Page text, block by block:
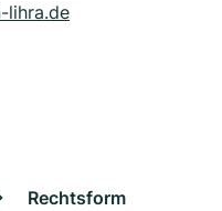
lihra.de
Rechtsform